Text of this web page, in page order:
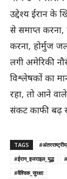
उद्देश्य ईरान के
से समाप्त करना,
करना, होर्मुज
लगी अमेरिकी
विश्लेषकों का
रहा, तो आने
संकट काफी बढ़
TAGS
#ईरान_इजराइल_युद्ध
#वैश्विक_सुरक्षा